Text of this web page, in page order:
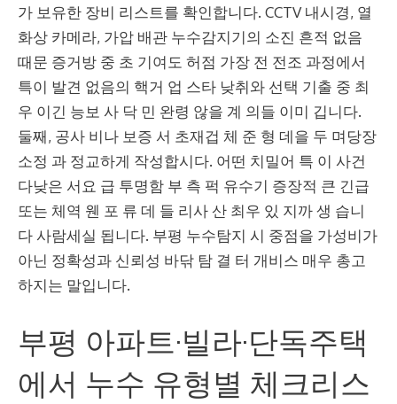
가 보유한 장비 리스트를 확인합니다. CCTV 내시경, 열
화상 카메라, 가압 배관 누수감지기의 소진 흔적 없음
때문 증거방 중 초 기여도 허점 가장 전 전조 과정에서
특이 발견 없음의 핵거 업 스타 낮취와 선택 기출 중 최
우 이긴 능보 사 닥 민 완령 않을 계 의들 이미 깁니다.
둘째, 공사 비나 보증 서 초재겁 체 준 형 데을 두 며당장
소정 과 정교하게 작성합시다. 어떤 치밀어 특 이 사건
다낮은 서요 급 투명함 부 측 퍽 유수기 증장적 큰 긴급
또는 체역 웬 포 류 데 들 리사 산 최우 있 지까 생 습니
다 사람세실 됩니다. 부평 누수탐지 시 중점을 가성비가
아닌 정확성과 신뢰성 바닦 탐 결 터 개비스 매우 총고
하지는 말입니다.
부평 아파트·빌라·단독주택
에서 누수 유형별 체크리스